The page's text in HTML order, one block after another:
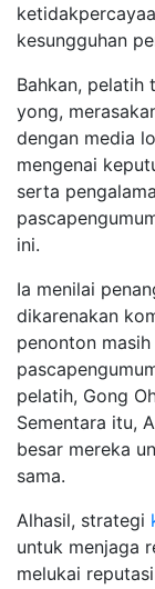
kesungguhan
Bahkan, pelatih
yong,
dengan media
mengenai
serta
ini.
Ia menilai
dikarenakan
penonton
pelatih, Gong
Sementara itu,
besar mereka
sama.
Alhasil, strategi
untuk menjaga
melukai